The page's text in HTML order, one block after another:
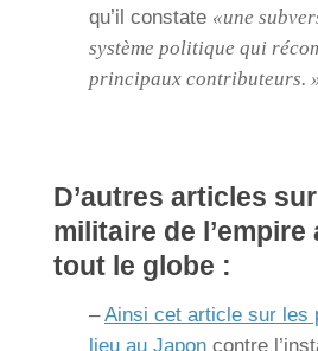
qu’il constate «une
système politique qui
principaux contributeurs.
D’autres articles
militaire de
tout le globe :
–Ainsi cet article sur les
lieu au Japon contre